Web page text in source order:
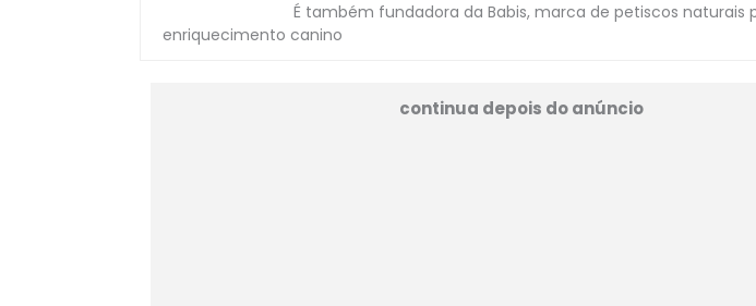
É também fundadora da Babis, marca de petiscos naturais
enriquecimento canino
continua depois do anúncio